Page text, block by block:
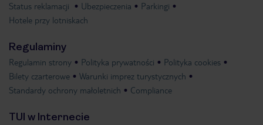
Status reklamacji
Ubezpieczenia
Parkingi
Hotele przy lotniskach
Regulaminy
Regulamin strony Polityka prywatności
Polityka cookies
Bilety czarterowe
Warunki imprez turystycznych
Standardy ochrony małoletnich
Compliance
TUI w Internecie